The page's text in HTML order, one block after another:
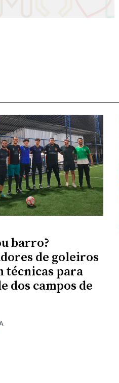
barro?
de goleiros
técnicas para
dos campos de